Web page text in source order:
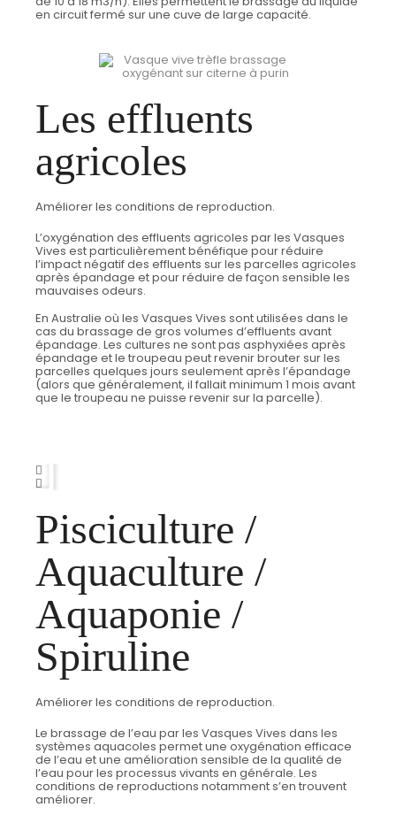
en circuit fermé sur une cuve de large capacité.
Les effluents
agricoles
Améliorer les conditions de reproduction.
L’oxygénation des effluents agricoles par les Vasques
Vives est particulièrement bénéfique pour réduire
l’impact négatif des effluents sur les parcelles agricoles
après épandage et pour réduire de façon sensible les
mauvaises odeurs.
En Australie où les Vasques Vives sont utilisées dans le
cas du brassage de gros volumes d’effluents avant
épandage. Les cultures ne sont pas asphyxiées après
épandage et le troupeau peut revenir brouter sur les
parcelles quelques jours seulement après l’épandage
(alors que généralement, il fallait minimum 1 mois avant
que le troupeau ne puisse revenir sur la parcelle).
Pisciculture /
Aquaculture /
Aquaponie /
Spiruline
Améliorer les conditions de reproduction.
Le brassage de l’eau par les Vasques Vives dans les
systèmes aquacoles permet une oxygénation efficace
de l’eau et une amélioration sensible de la qualité de
l’eau pour les processus vivants en générale. Les
conditions de reproductions notamment s’en trouvent
améliorer.